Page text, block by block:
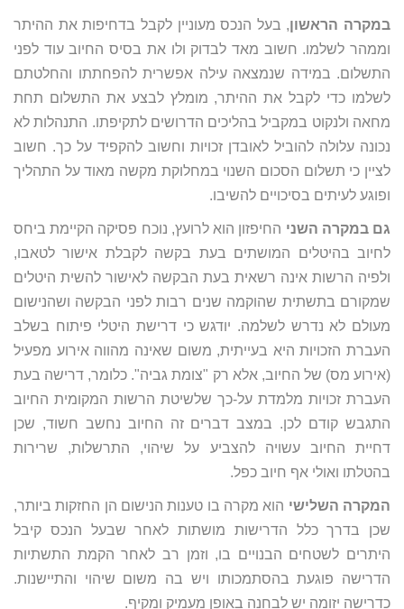
במקרה הראשון, בעל הנכס מעוניין לקבל בדחיפות את ההיתר
וממהר לשלמו. חשוב מאד לבדוק ולו את בסיס החיוב עוד לפני
התשלום. במידה שנמצאה עילה אפשרית להפחתתו והחלטתם
לשלמו כדי לקבל את ההיתר, מומלץ לבצע את התשלום תחת
מחאה ולנקוט במקביל בהליכים הדרושים לתקיפתו. התנהלות לא
נכונה עלולה להוביל לאובדן זכויות וחשוב להקפיד על כך. חשוב
לציין כי תשלום הסכום השנוי במחלוקת מקשה מאוד על התהליך
ופוגע לעיתים בסיכויים להשיבו.
גם במקרה השני החיפזון הוא לרועץ, נוכח פסיקה הקיימת ביחס
לחיוב בהיטלים המושתים בעת בקשה לקבלת אישור לטאבו,
ולפיה הרשות אינה רשאית בעת הבקשה לאישור להשית היטלים
שמקורם בתשתית שהוקמה שנים רבות לפני הבקשה ושהנישום
מעולם לא נדרש לשלמה. יודגש כי דרישת היטלי פיתוח בשלב
העברת הזכויות היא בעייתית, משום שאינה מהווה אירוע מפעיל
(אירוע מס) של החיוב, אלא רק "צומת גביה". כלומר, דרישה בעת
העברת זכויות מלמדת על-כך שלשיטת הרשות המקומית החיוב
התגבש קודם לכן. במצב דברים זה החיוב נחשב חשוד, שכן
דחיית החיוב עשויה להצביע על שיהוי, התרשלות, שרירות
בהטלתו ואולי אף חיוב כפל.
המקרה השלישי הוא מקרה בו טענות הנישום הן החזקות ביותר,
שכן בדרך כלל הדרישות מושתות לאחר שבעל הנכס קיבל
היתרים לשטחים הבנויים בו, וזמן רב לאחר הקמת התשתיות
הדרישה פוגעת בהסתמכותו ויש בה משום שיהוי והתיישנות.
כדרישה יזומה יש לבחנה באופן מעמיק ומקיף.